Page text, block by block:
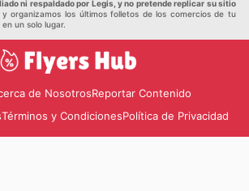
ni respaldado por Legis, y no pretende replicar su sitio
y organizamos los últimos folletos de los comercios de tu
un solo lugar.
de NosotrosReportar Contenido
Términos y CondicionesPolítica de Privacidad